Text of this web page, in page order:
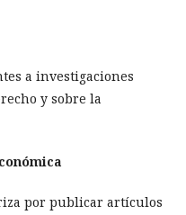
a investigaciones
y sobre la
por publicar artículos